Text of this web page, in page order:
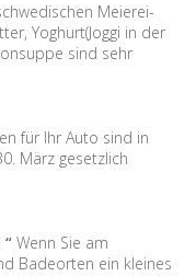
Meierei-
Yoghurt(Joggi in der
sind sehr
für Ihr Auto sind in
März gesetzlich
“ Wenn Sie am
Badeorten ein kleines